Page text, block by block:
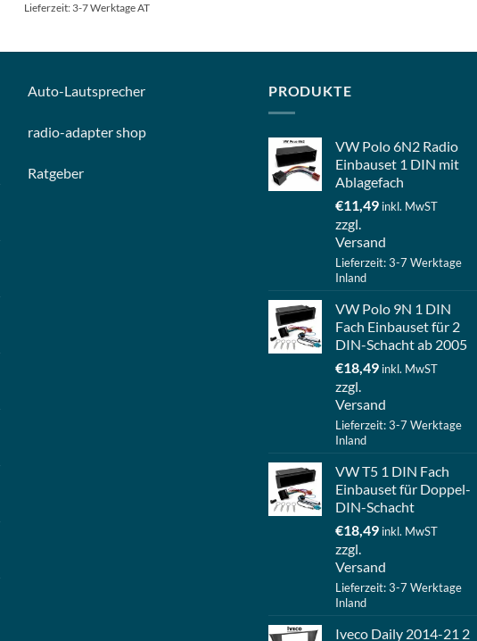
Lieferzeit: 3-7 Werktage AT
Auto-Lautsprecher
radio-adapter shop
Ratgeber
PRODUKTE
VW Polo 6N2 Radio
Einbauset 1 DIN mit
Ablagefach
€11,49 inkl. MwST
zzgl.
Versand
Lieferzeit: 3-7 Werktage
Inland
VW Polo 9N 1 DIN
Fach Einbauset für 2
DIN-Schacht ab 2005
€18,49 inkl. MwST
zzgl.
Versand
Lieferzeit: 3-7 Werktage
Inland
VW T5 1 DIN Fach
Einbauset für Doppel-
DIN-Schacht
€18,49 inkl. MwST
zzgl.
Versand
Lieferzeit: 3-7 Werktage
Inland
Iveco Daily 2014-21 2